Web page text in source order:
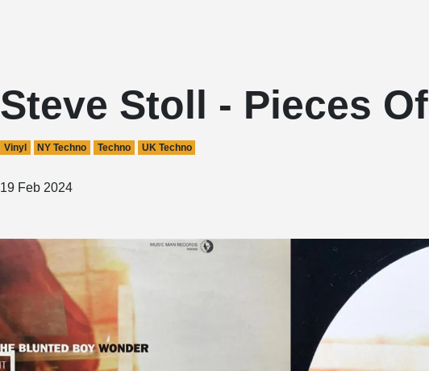
Steve Stoll - Pieces
Vinyl NY Techno Techno UK Techno
19 Feb 2024